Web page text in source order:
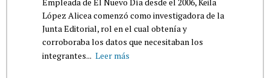
López Alicea comenzó como investigadora de la
Junta Editorial, rol en el cual obtenía y
corroboraba los datos que necesitaban los
integrantes... Leer más